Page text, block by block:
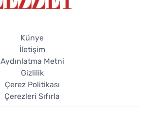
Künye
İletişim
Aydınlatma Metni
Gizlilik
Çerez Politikası
Çerezleri Sıfırla